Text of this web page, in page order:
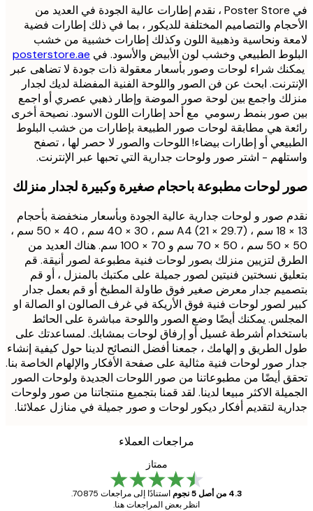
في Poster Store ، نقدم إطارات عالية الجودة في العديد من
والتصاميم المختلفة للديكور ، بما في ذلك إطارات فضية
ونحاسية وذهبية اللون وكذلك إطارات خشبية من خشب
الطبيعي وخشب لون الأبيض والأسود. فيposterstore.ae
شراء لوحات وصور بأسعار معقولة ذات جودة لا تضاهى عبر
ابحث عن فن الصور واللوحة الفنية المفضلة لديك لجدار
واجمع بين لوحة صور الموضة وإطار ذهبي عصري أو اجمع
صور بنمط رسومي مع أحد إطارات اللون الاسود. نصيحة أخرى
هي مطابقة لوحات صور الطبيعة بإطارات من خشب البلوط
أو إطارات بيضاء! اللوحات والصور لا حصر لها ، تصفح
- اشتر صور ولوحات جدارية التي تحبها عبر الإنترنت.
لوحات مطبوعة باحجام صغيرة وكبيرة لجدار منزلك
صور و لوحات جدارية عالية الجودة وبأسعار منخفضة بأحجام
13 × 18 سم ، (A4 (21 × 29.7 سم ، 30 × 40 سم ، 40 × 50 سم ،
50 × 50 سم ، 50 × 70 سم و 70 × 100 سم. هناك العديد من
لتزيين منزلك بصور لوحات فنية مطبوعة لصور أنيقة. قم
نسختين فنيتين لصور جميلة على مكتبك بالمنزل ، أو قم
جدار معرض صغير فوق طاولة المطبخ أو قم بعمل جدار
لصور لوحات فنية فوق الأريكة في غرف الصالون او الصالة او
يمكنك أيضًا وضع الصور واللوحة مباشرة على الحائط
أشرطة غسيل أو إرفاق لوحات بمشابك. لمساعدتك على
و إلهامك ، جمعنا أفضل النصائح لدينا حول كيفية إنشاء
صور لوحات فنية مثالية على صفحة الأفكار والإلهام الخاصة بنا.
أيضًا من مطبوعاتنا من صور اللوحات الجديدة ولوحات الصور
الاكثر مبيعا لدينا. لقد قمنا بتجميع منتجاتنا من صور ولوحات
لتقديم أفكار ديكور لوحات و صور جميلة في منازل عملائنا.
مراجعات العملاء
استنادًا إلى مراجعات 70875.
انظر بعض المراجعات هنا.